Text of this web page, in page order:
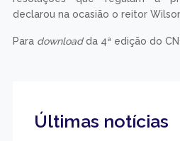
declarou na ocasião o reitor
Para downloadda 4ª edição do
Últimas notícias